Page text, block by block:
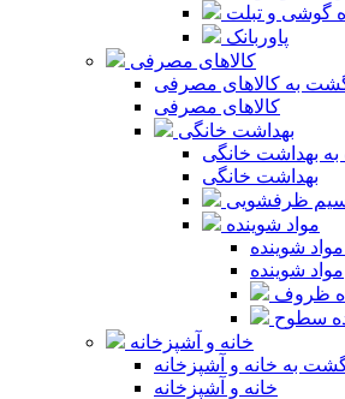
گوشی و تبلت
پاوربانک
کالاهای مصرفی
به کالاهای مصرفی
کالاهای مصرفی
بهداشت خانگی
بهداشت خانگی
بهداشت خانگی
سیم ظرفشویی
مواد شوینده
شوینده
مواد شوینده
ظروف
سطوح
خانه و آشپزخانه
به خانه و آشپزخانه
خانه و آشپزخانه